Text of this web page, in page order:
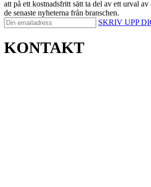
att på ett kostnadsfritt sätt ta del av ett urval
de senaste nyheterna från branschen.
SKRIV UPP
KONTAKT